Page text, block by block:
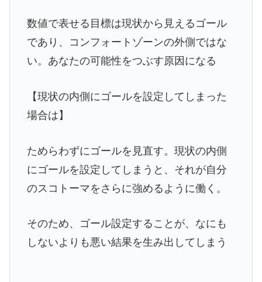
数値で表せる目標は現状から見えるゴール
であり、コンフォートゾーンの外側ではな
い。あなたの可能性をつぶす原因になる
【現状の内側にゴールを設定してしまった
場合は】
ためらわずにゴールを見直す。現状の内側
にゴールを設定してしまうと、それが自分
のスコトーマをさらに強めるように働く。
そのため、ゴール設定することが、なにも
しないよりも悪い結果を生み出してしまう